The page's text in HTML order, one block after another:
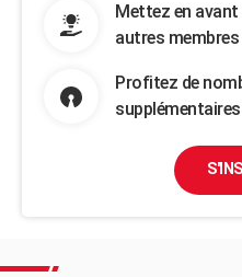
Mettez en
autres membres
Profitez de